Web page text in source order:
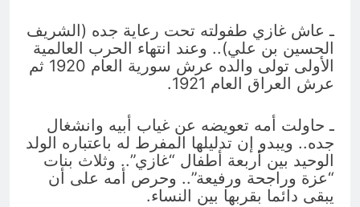
ـ عاش غازي طفولته تحت رعاية جده (الشريف
الحسين بن علي).. وعند انتهاء الحرب العالمية
الأولى تولى والده عرش سورية العام 1920 ثم
عرش العراق العام 1921.
ـ حاولت أمه تعويضه عن غياب أبيه وانشغال
جده.. ويبدو إن تدليلها المفرط له باعتباره الولد
الوحيد بين أربعة أطفال “غازي”.. وثلاث بنات
“عزة وراجحة ورفيعة”.. وحرص أمه على أن
يبقى دائما بقربها بين النساء.